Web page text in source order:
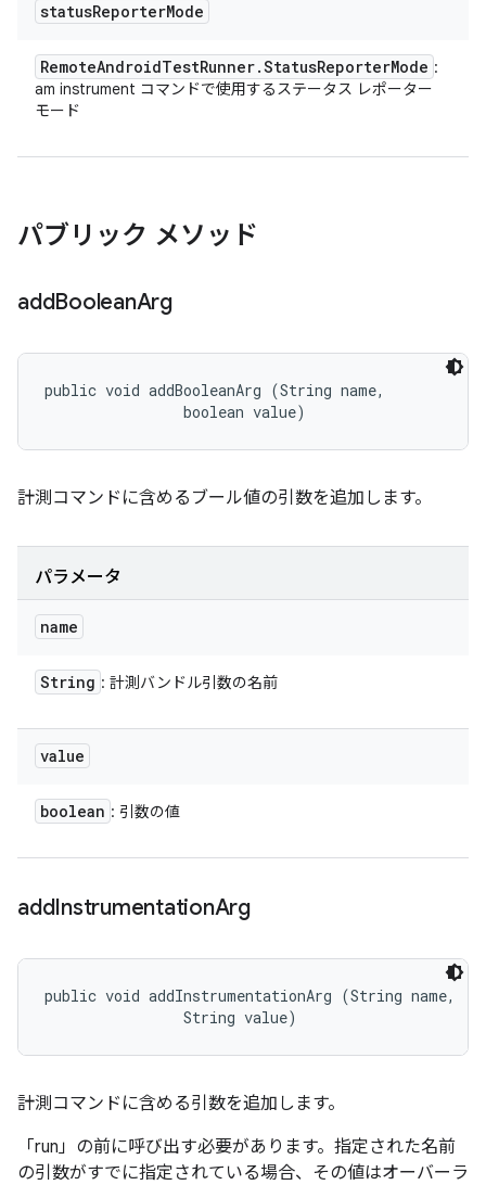
statusReporterMode
RemoteAndroidTestRunner.StatusReporterMode :
am instrument コマンドで使用するステータス レポーター
モード
パブリック メソッド
addBooleanArg
public void addBooleanArg (String name,
                boolean value)
計測コマンドに含めるブール値の引数を追加します。
パラメータ
name
String : 計測バンドル引数の名前
value
boolean : 引数の値
addInstrumentationArg
public void addInstrumentationArg (String name,
                String value)
計測コマンドに含める引数を追加します。
「run」の前に呼び出す必要があります。指定された名前
の引数がすでに指定されている場合、その値はオーバーラ